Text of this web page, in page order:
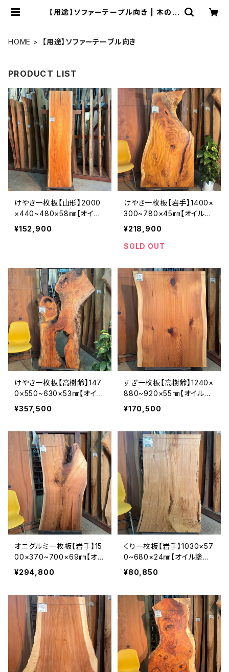
【用途】ソファーテーブル向き | 木の店
HOME 【用途】ソファーテーブル向き
PRODUCT LIST
けやき一枚板【山形】2000
×440~480×58㎜【オイル
塗装 仕上げ済み】
¥152,900
けやき一枚板【岩手】1400×
300~780×45㎜【オイル塗
装 仕上げ済み】
¥218,900
SOLD OUT
けやき一枚板【高樹齢】147
0×550~630×53㎜【オイル
塗装 仕上げ済み】
¥357,500
すぎ一枚板【高樹齢】1240×
880~920×55㎜【オイル塗
装 仕上げ済み】
¥170,500
オニグルミ一枚板【岩手】15
00×370~700×69㎜【オイ
ル塗装 仕上げ済み】
¥294,800
くり一枚板【岩手】1030×57
0~680×24㎜【オイル塗装
仕上げ済み】
¥80,850